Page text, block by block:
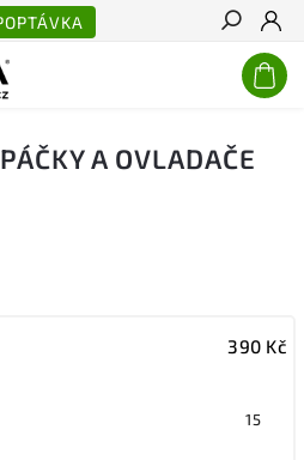
Hledat
A OVLADAČE
390 Kč
15